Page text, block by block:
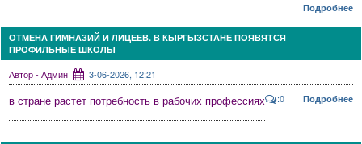
Подробнее
ОТМЕНА ГИМНАЗИЙ И ЛИЦЕЕВ. В КЫРГЫЗСТАНЕ ПОЯВЯТСЯ
ПРОФИЛЬНЫЕ ШКОЛЫ
Автор - Админ 3-06-2026, 12:21
в стране растет потребность в рабочих профессиях :0 Подробнее